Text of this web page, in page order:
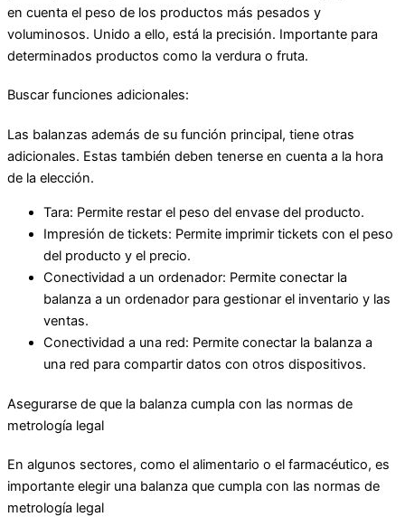
en cuenta el peso de los productos más pesados y
voluminosos. Unido a ello, está la precisión. Importante para
determinados productos como la verdura o fruta.
Buscar funciones adicionales:
Las balanzas además de su función principal, tiene otras
adicionales. Estas también deben tenerse en cuenta a la hora
de la elección.
Tara: Permite restar el peso del envase del producto.
Impresión de tickets: Permite imprimir tickets con el peso
del producto y el precio.
Conectividad a un ordenador: Permite conectar la
balanza a un ordenador para gestionar el inventario y las
ventas.
Conectividad a una red: Permite conectar la balanza a
una red para compartir datos con otros dispositivos.
Asegurarse de que la balanza cumpla con las normas de
metrología legal
En algunos sectores, como el alimentario o el farmacéutico, es
importante elegir una balanza que cumpla con las normas de
metrología legal